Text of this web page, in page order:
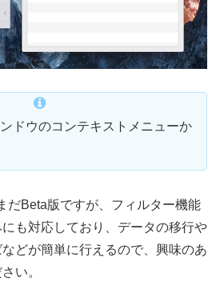
ドウのコンテキストメニューか
だBeta版ですが、フィルター機能
も対応しており、データの移行や
どが簡単に行えるので、興味のあ
い。